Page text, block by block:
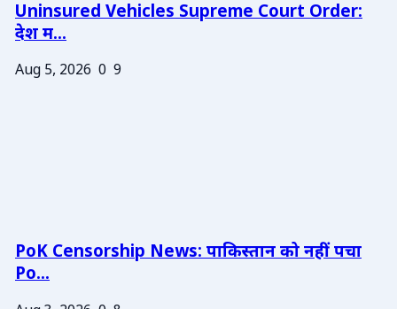
Uninsured Vehicles Supreme Court Order:
देश म...
Aug 5, 2026 0 9
PoK Censorship News: पाकिस्तान को नहीं पचा
Po...